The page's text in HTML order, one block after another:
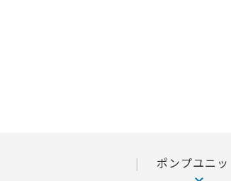
ポンプユニッ